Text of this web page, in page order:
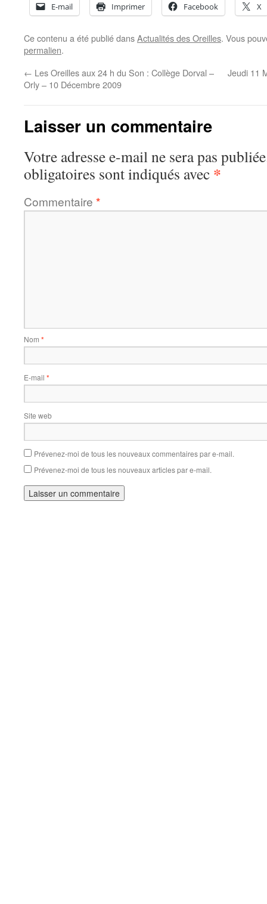
E-mail Imprimer Facebook X
Ce contenu a été publié dansActualités des Oreilles. Vous
permalien.
← Les Oreilles aux 24 h du Son : Collège Dorval –
Orly – 10 Décembre 2009
Jeudi 11
Laisser un commentaire
Votre adresse e-mail ne sera pas
obligatoires sont indiqués avec *
Commentaire *
Nom *
E-mail *
Site web
Prévenez-moi de tous les nouveaux commentaires par e-mail.
Prévenez-moi de tous les nouveaux articles par e-mail.